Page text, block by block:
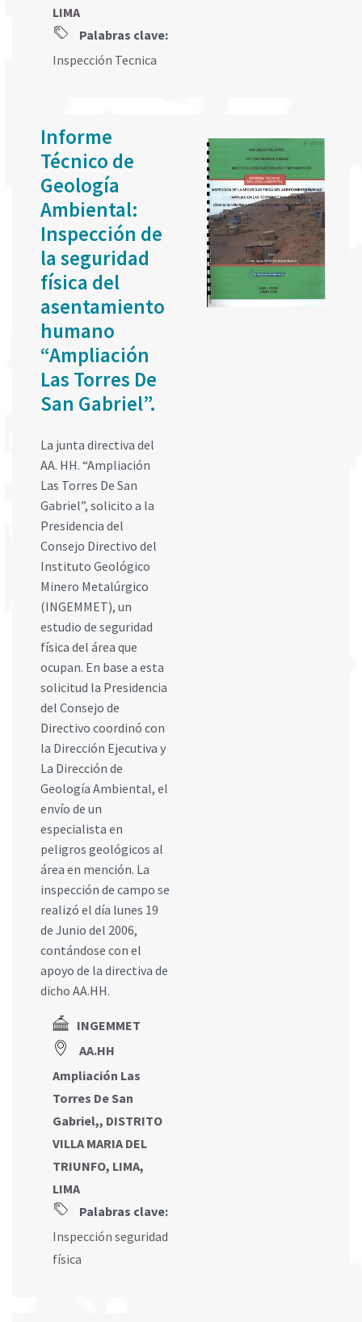
LIMA
Palabras clave:
Inspección Tecnica
Informe
Técnico de
Geología
Ambiental:
Inspección de
la seguridad
física del
asentamiento
humano
“Ampliación
Las Torres De
San Gabriel”.
La junta directiva del
AA. HH. “Ampliación
Las Torres De San
Gabriel”, solicito a la
Presidencia del
Consejo Directivo del
Instituto Geológico
Minero Metalúrgico
(INGEMMET), un
estudio de seguridad
física del área que
ocupan. En base a esta
solicitud la Presidencia
del Consejo de
Directivo coordinó con
la Dirección Ejecutiva y
La Dirección de
Geología Ambiental, el
envío de un
especialista en
peligros geológicos al
área en mención. La
inspección de campo se
realizó el día lunes 19
de Junio del 2006,
contándose con el
apoyo de la directiva de
dicho AA.HH.
INGEMMET
AA.HH
Ampliación Las
Torres De San
Gabriel,, DISTRITO
VILLA MARIA DEL
TRIUNFO, LIMA,
LIMA
Palabras clave:
Inspección seguridad
física